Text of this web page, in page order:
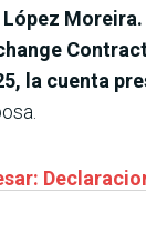
Moreira.
la cuenta